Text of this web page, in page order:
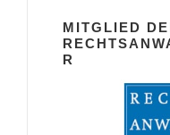
MITGLIED
R